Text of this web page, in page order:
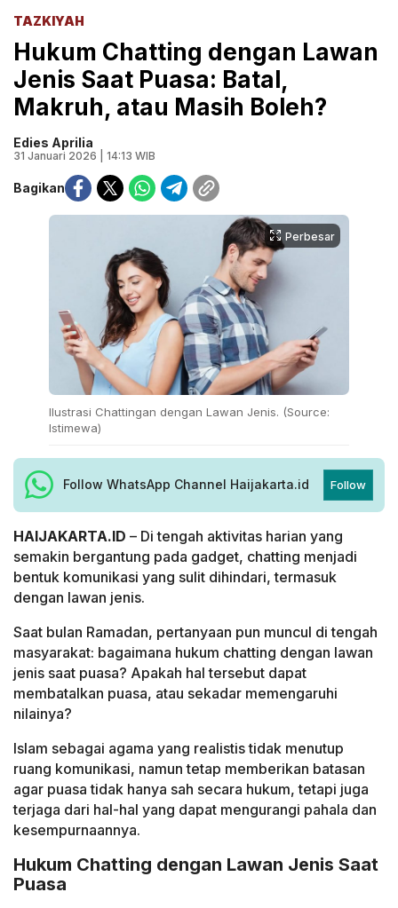
TAZKIYAH
Hukum Chatting dengan Lawan
Jenis Saat Puasa: Batal,
Makruh, atau Masih Boleh?
Edies Aprilia
31 Januari 2026 | 14:13 WIB
Bagikan
Perbesar
Ilustrasi Chattingan dengan Lawan Jenis. (Source:
Istimewa)
Follow WhatsApp Channel Haijakarta.id Follow
HAIJAKARTA.ID – Di tengah aktivitas harian yang
semakin bergantung pada gadget, chatting menjadi
bentuk komunikasi yang sulit dihindari, termasuk
dengan lawan jenis.
Saat bulan Ramadan, pertanyaan pun muncul di tengah
masyarakat: bagaimana hukum chatting dengan lawan
jenis saat puasa? Apakah hal tersebut dapat
membatalkan puasa, atau sekadar memengaruhi
nilainya?
Islam sebagai agama yang realistis tidak menutup
ruang komunikasi, namun tetap memberikan batasan
agar puasa tidak hanya sah secara hukum, tetapi juga
terjaga dari hal-hal yang dapat mengurangi pahala dan
kesempurnaannya.
Hukum Chatting dengan Lawan Jenis Saat
Puasa